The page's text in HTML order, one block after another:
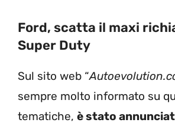
Ford, scatta il maxi
Super Duty
Sul sito web “
sempre molto informato su
tematiche, è stato